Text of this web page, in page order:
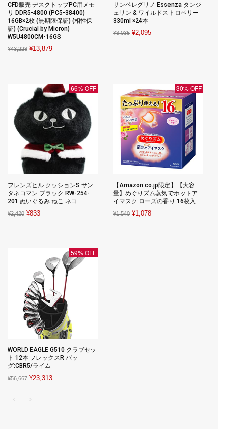
CFD販売 デスクトップPC用メモ
リ DDR5-4800 (PC5-38400)
16GB×2枚 (無期限保証) (相性保
証) (Crucial by Micron)
W5U4800CM-16GS
¥43,228 Original
¥13,879Current
サンペレグリノ Essenza タンジ
ェリン & ワイルドストロベリー
330ml ×24本
¥3,035 Original
¥2,095Current
66% OFF
フレンズヒル クッションS サン
タネコマン ブラック RW-254-
201 ぬいぐるみ ねこ ネコ
¥2,420 Original
¥833Current
30% OFF
【Amazon.co.jp限定】【大容
量】めぐりズム蒸気でホットア
イマスク ローズの香り 16枚入
¥1,540 Original
¥1,078Current
59% OFF
WORLD EAGLE G510 クラブセッ
ト 12本 フレックスR バッ
グ:CBR5/ライム
¥56,667 Original
was:
¥23,313Current